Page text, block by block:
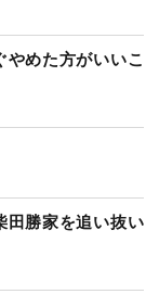
やめた方がいいこ
勝家を追い抜い